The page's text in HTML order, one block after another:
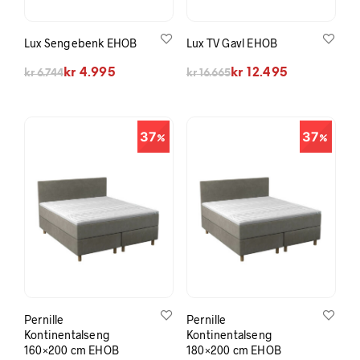
Lux Sengebenk EHOB
kr6.744
Opprinnelig pris var: kr 6.744.
kr 4.995
Nåværende pris er: kr 4.995.
Lux TV Gavl EHOB
kr16.665
Opprinnelig pris var: kr 16.665.
kr 12.495
Nåværende pris er: kr 12.495.
37
Pernille
Kontinentalseng
160×200 cm EHOB
37
Pernille
Kontinentalseng
180×200 cm EHOB